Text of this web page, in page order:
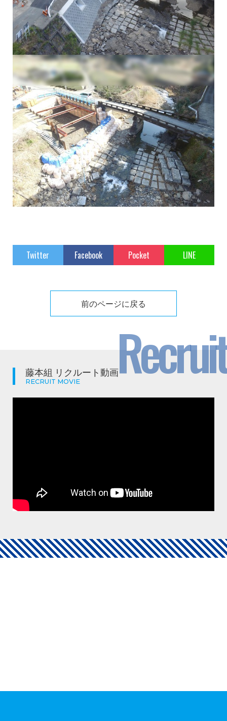
Twitter Facebook Pocket LINE
前のページに戻る
Recruit
藤本組 リクルート動画
RECRUIT MOVIE